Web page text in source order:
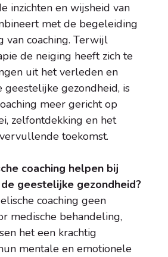
inzichten en wijsheid van
met de begeleiding
van coaching. Terwijl
de neiging heeft zich te
uit het verleden en
geestelijke gezondheid, is
meer gericht op
zelfontdekking en het
toekomst.
coaching helpen bij
geestelijke gezondheid?
coaching geen
medische behandeling,
het een krachtig
mentale en emotionele